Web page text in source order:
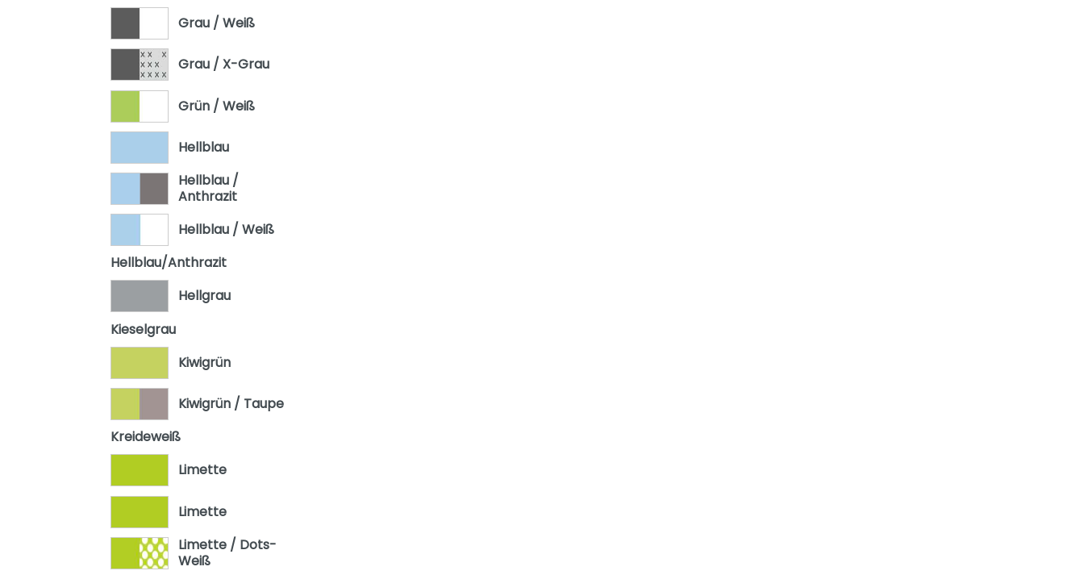
Grau / Weiß
Grau / X-Grau
Grün / Weiß
Hellblau
Hellblau /
Anthrazit
Hellblau / Weiß
Hellblau/Anthrazit
Hellgrau
Kieselgrau
Kiwigrün
Kiwigrün / Taupe
Kreideweiß
Limette
Limette
Limette / Dots-
Weiß